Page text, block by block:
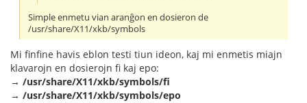
Simple enmetu vian aranĝon en dosieron de
/usr/share/X11/xkb/symbols
Mi finfine havis eblon testi tiun ideon, kaj mi enmetis miajn
klavarojn en dosierojn fi kaj epo:
→ /usr/share/X11/xkb/symbols/fi
→ /usr/share/X11/xkb/symbols/epo